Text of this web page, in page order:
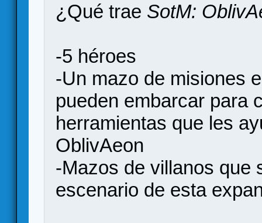
¿Qué trae SotM:
-5 héroes
-Un mazo de misiones
pueden embarcar para
herramientas que les
OblivAeon
-Mazos de villanos que
escenario de esta